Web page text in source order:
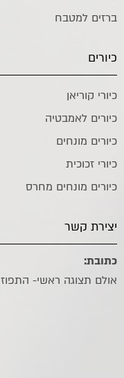
ברזים למטבח
כיורים
כיורי קוריאן
כיורים לאמבטיה
כיורים מונחים
כיורי זכוכית
כיורים מונחים מחרס
יצירת קשר
כתובת:
אולם תצוגה ראשי- התפוז 28 גת רימון